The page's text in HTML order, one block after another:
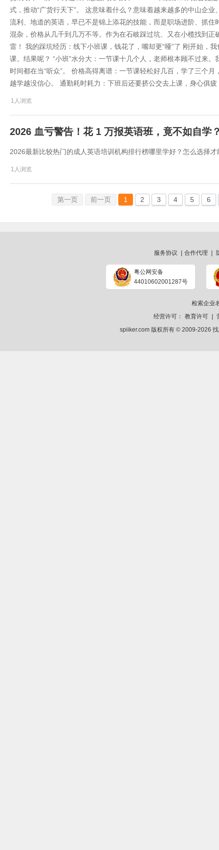
式，推动“广货行天下”。 这意味着什么？意味着越来越多的中山企
流利、地道的英语，早已不是锦上添花的技能，而是职场进阶、抓
混杂，价格从几千到几万不等。作为在石岐踩过坑、又在小榄找到
雷！ 我的踩坑经历：线下小班课，钱花了，嘴却更“哑”了 刚开始，
课。结果呢？ “小班”水分大：一节课十几个人，老师根本顾不过来
时间都在当“听众”。 价格高得离谱：一节课轻松好几百，学了三个
越学越没信心。 通勤耗时耗力：下班后还要挤公交去上课，身心俱
1人浏览
2026 血亏警告！花 1 万报英语班，竟不如自学
2026最新比较热门的成人英语培训机构排行榜哪里学好？怎么选择
1人浏览
第一页 前一页 1 2 3 4 5 6
服务协议 合作代理
粤公网安备
44010602001287号
检索企业
经营许可：
教育许可
spiiker.com 版权所有 © 2009-2026